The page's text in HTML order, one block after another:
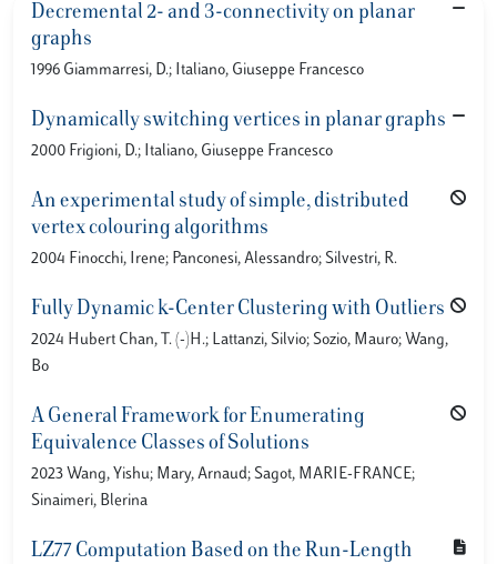
Decremental 2- and 3-connectivity on planar
graphs
1996 Giammarresi, D.; Italiano, Giuseppe Francesco
Dynamically switching vertices in planar graphs
2000 Frigioni, D.; Italiano, Giuseppe Francesco
An experimental study of simple, distributed
vertex colouring algorithms
2004 Finocchi, Irene; Panconesi, Alessandro; Silvestri, R.
Fully Dynamic k-Center Clustering with Outliers
2024 Hubert Chan, T. (-)H.; Lattanzi, Silvio; Sozio, Mauro; Wang,
Bo
A General Framework for Enumerating
Equivalence Classes of Solutions
2023 Wang, Yishu; Mary, Arnaud; Sagot, MARIE-FRANCE;
Sinaimeri, Blerina
LZ77 Computation Based on the Run-Length